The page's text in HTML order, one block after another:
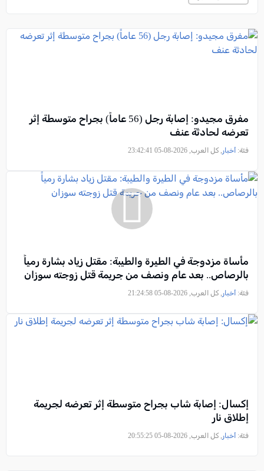
مفرق مجيدو: إصابة رجل (56 عاماً) بجراح متوسطة إثر
تعرضه لحادثة عنف
فئة: أخبار , كل العرب, 2026-08-05 23:42:41
مأساة مزدوجة في الطيرة والطيبة: مقتل زياد بشارة رمياً
بالرصاص.. بعد عام ونصف من جريمة قتل زوجته سوزان
فئة: أخبار , كل العرب, 2026-08-05 21:24:58
إكسال: إصابة شاب بجراح متوسطة إثر تعرضه لجريمة
إطلاق نار
فئة: أخبار , كل العرب, 2026-08-05 20:55:25